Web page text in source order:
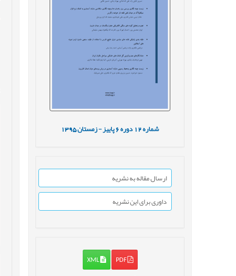
شماره دوره پاییز - زمستان1395
ارسال مقاله به نشریه
داوری برای این نشریه
PDF
XML